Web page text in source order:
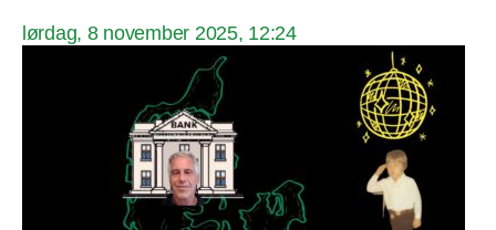
lørdag, 8 november 2025, 12:24